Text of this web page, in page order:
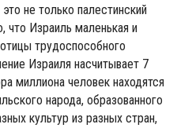
не только палестинский
Израиль маленькая и
трудоспособного
Израиля насчитывает 7
миллиона человек находятся
народа, образованного
культур из разных стран,